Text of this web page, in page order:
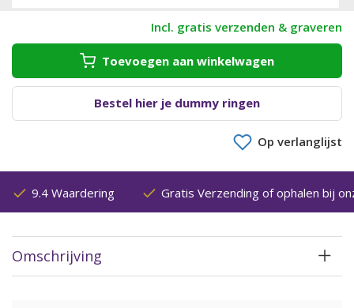
Incl. gratis verzenden & graveren
Toevoegen aan winkelwagen
Bestel hier je dummy ringen
Op verlanglijst
9.4 Waardering Gratis Verzending of ophalen bij
Omschrijving